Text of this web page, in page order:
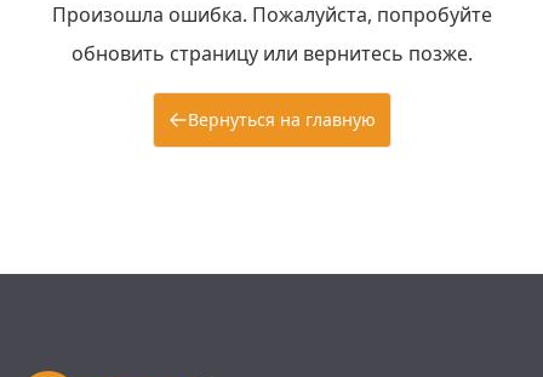
Произошла ошибка. Пожалуйста, попробуйте
обновить страницу или вернитесь позже.
Вернуться на главную